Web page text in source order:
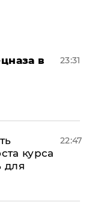
в
23:31
курса
для
22:47